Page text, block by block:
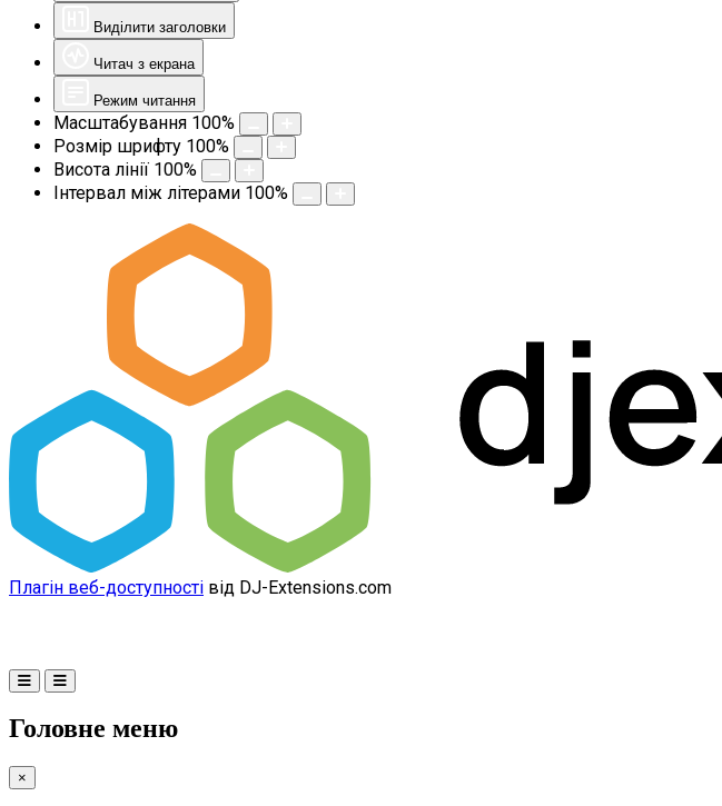
Виділити заголовки
Читач з екрана
Режим читання
Масштабування 100%
Розмір шрифту 100%
Висота лінії 100%
Інтервал між літерами 100%
Плагін веб-доступності від DJ-Extensions.com
Головне меню
×